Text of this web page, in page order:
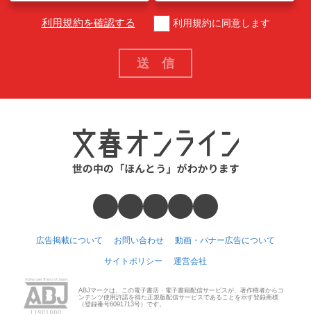
利用規約を確認する 利用規約に同意します
広告掲載について お問い合わせ 動画・バナー広告について
サイトポリシー 運営会社
ABJマークは、この電子書店・電子書籍配信サービスが、著作権者からコ
ンテンツ使用許諾を得た正規版配信サービスであることを示す登録商標
（登録番号6091713号）です。